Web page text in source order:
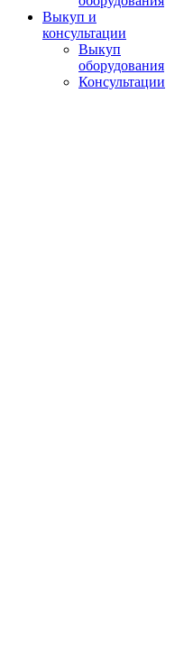
Выкуп и
консультации
Выкуп
оборудования
Консультации